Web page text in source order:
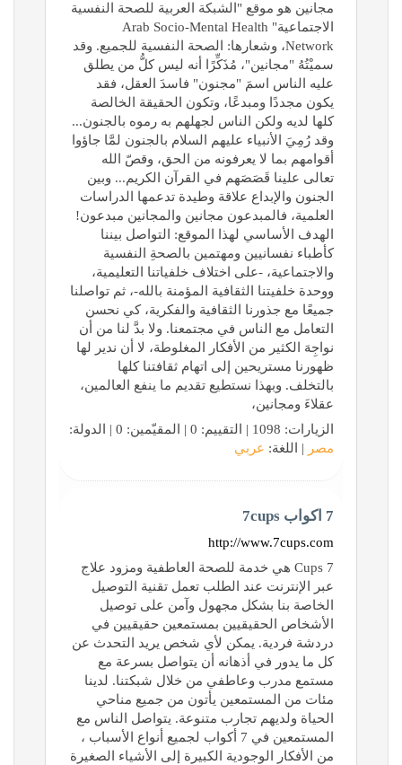
مجانين هو موقع "الشبكة العربية للصحة النفسية
الاجتماعية" Arab Socio-Mental Health
Network، وشعارها: الصحة النفسية للجميع. وقد
سميْتُهُ "مجانين"، مُذَكِّرًا أنه ليس كلُّ من يطلق
عليه الناس اسمَ "مجنون" فاسدَ العقل، فقد
يكون مجددًا ومبدعًا، وتكون الحقيقة الخالصة
كلها لديه ولكن الناس لجهلهم به رموه بالجنون...
وقد رُمِيَ الأنبياء عليهم السلام بالجنون لمَّا جاؤوا
أقوامهم بما لا يعرفونه من الحق، وقصّ الله
تعالى علينا قَصَصَهم في القرآن الكريم... وبين
الجنون والإبداع علاقة وطيدة تدعمها الدراسات
العلمية، فالمبدعون مجانين والمجانين مبدعون!
الهدف الأساسي لهذا الموقع: التواصل بيننا
كأطباء نفسانيين ومهتمين بالصحةِ النفسية
والاجتماعية، -على اختلاف خلفياتنا التعليمية،
ووحدة خلفيتنا الثقافية المؤمنة بالله-، ثم تواصلنا
جميعًا مع جذورنا الثقافية والفكرية، كي نحسن
التعامل مع الناس في مجتمعنا. ولا بدَّ لنا من أن
نواجِهَ الكثير من الأفكار المغلوطة، لا أن ندير لها
ظهورنا مستريحين إلى اتهام ثقافتنا كلها
بالتخلف. وبهذا نستطيع تقديم ما ينفع العالمين،
عقلاءَ ومجانين،
الزيارات: 1098 | التقييم: 0 | المقيّمين: 0 | الدولة:
مصر | اللغة: عربي
7 اكواب 7cups
http://www.7cups.com
7 Cups هي خدمة للصحة العاطفية ومزود علاج
عبر الإنترنت عند الطلب تعمل تقنية التوصيل
الخاصة بنا بشكل مجهول وآمن على توصيل
الأشخاص الحقيقيين بمستمعين حقيقيين في
دردشة فردية. يمكن لأي شخص يريد التحدث عن
كل ما يدور في أذهانه أن يتواصل بسرعة مع
مستمع مدرب وعاطفي من خلال شبكتنا. لدينا
مئات من المستمعين يأتون من جميع مناحي
الحياة ولديهم تجارب متنوعة. يتواصل الناس مع
المستمعين في 7 أكواب لجميع أنواع الأسباب ،
من الأفكار الوجودية الكبيرة إلى الأشياء الصغيرة